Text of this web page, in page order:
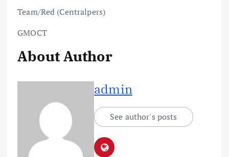
Team/Red (Centralpers)
GMOCT
About Author
admin
See author's posts